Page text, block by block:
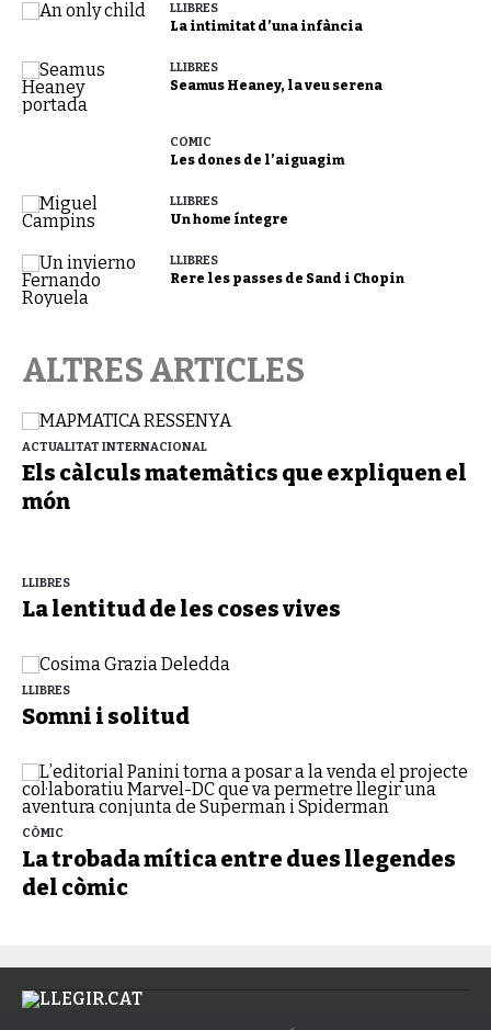
LLIBRES
La intimitat d’una infància
LLIBRES
Seamus Heaney, la veu serena
CÒMIC
Les dones de l’aiguagim
LLIBRES
Un home íntegre
LLIBRES
Rere les passes de Sand i Chopin
ALTRES ARTICLES
ACTUALITAT INTERNACIONAL
Els càlculs matemàtics que expliquen el
món
LLIBRES
La lentitud de les coses vives
LLIBRES
Somni i solitud
CÒMIC
La trobada mítica entre dues llegendes
del còmic